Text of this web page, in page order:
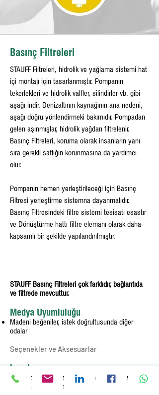
Basınç Filtreleri
STAUFF Filtreleri, hidrolik ve yağlama sistemi hat
içi montajı için tasarlanmıştır. Pompanın
tekerlekleri ve hidrolik valfler, silindirler vb. gibi
aşağı indir. Denizaltının kaynağının ana nedeni,
aşağı doğru yönlendirmeki bakımıdır. Pompadan
gelen aşınmışlar, hidrolik yağdan filtrelenir.
Basınç Filtreleri, koruma olarak insanların yanı
sıra gerekli saflığın korunmasına da yardımcı
olur.
Pompanın hemen yerleştirileceği için Basınç
Filtresi yerleştirme sistemna dayanmalıdır.
Basınç Filtresindeki filtre sistemi tesisatı esastır
ve Dönüştürme hattı filtre elemanı olarak daha
kapsamlı bir şekilde yapılandırılmıştır.
STAUFF Basınç Filtreleri çok farklıdır, bağlantıda
ve filtrede mevcuttur.
Medya Uyumluluğu
Madeni beğeniler, istek doğrultusunda diğer
odalar
Seçenekler ve Aksesuarlar
kapak
Ayrıca baypas, ters dönüş, geri dönüşsüz veya
çok işlevli valf ile mevcuttur